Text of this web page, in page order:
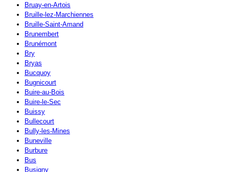
Bruay-en-Artois
Bruille-lez-Marchiennes
Bruille-Saint-Amand
Brunembert
Brunémont
Bry
Bryas
Bucquoy
Bugnicourt
Buire-au-Bois
Buire-le-Sec
Buissy
Bullecourt
Bully-les-Mines
Buneville
Burbure
Bus
Busigny